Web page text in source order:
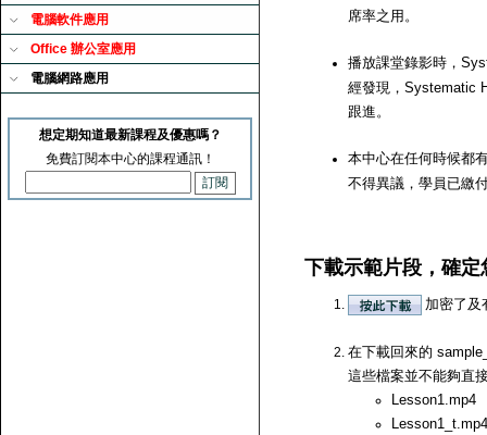
電腦軟件應用
Office 辦公室應用
電腦網路應用
想定期知道最新課程及優惠嗎？
免費訂閱本中心的課程通訊！
席率之用。
播放課堂錄影時，
經發現，Systematic
跟進。
本中心在任何時候都
不得異議，學員已繳
下載示範片段，確
加密了及
在下載回來的
這些檔案並不能夠直
Lesson1.mp4
Lesson1_t.mp4